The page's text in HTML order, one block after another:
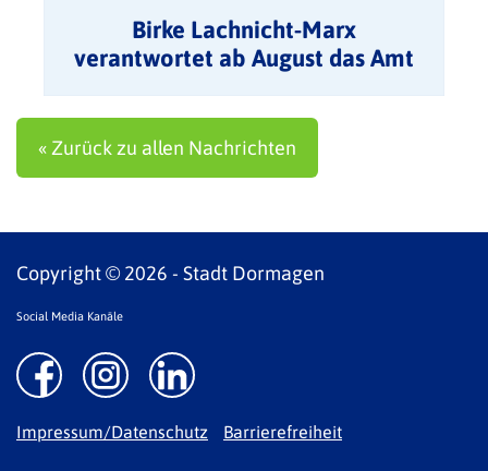
Birke Lachnicht-Marx
verantwortet ab August das Amt
« Zurück zu allen Nachrichten
Copyright © 2026 - Stadt Dormagen
Social Media Kanäle
Impressum/Datenschutz Barrierefreiheit